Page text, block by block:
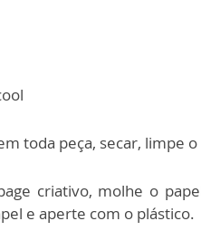
toda peça, secar, limpe
criativo, molhe o
e aperte com o plástico.